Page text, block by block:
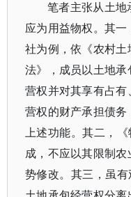
笔者主张从土地
应为用益物权。其
社为例，依《农村
法》，成员以土地
营权并对其享有占
营权的财产承担债
上述功能。其二，
成，不应以其限制
势修改。其三，虽